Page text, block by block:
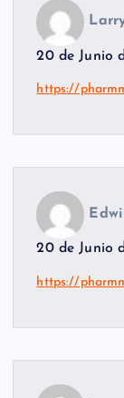
20 de Junio
https://
20 de Junio
https://